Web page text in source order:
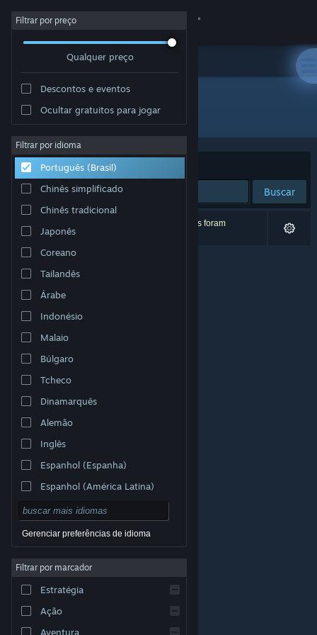
Iniciar sessão
Sobre
Suporte
Alterar idioma
Baixe o aplicativo móvel do Steam
Ver versão para computadores
© Valve Corporation. Todos os direitos reservados.
respectivos donos nos EUA e em outros países.
Acessibilidade
Reembolsos|Cookies
Filtrar por preço
Qualquer preço
Descontos e eventos
Ocultar gratuitos para jogar
Filtrar por idioma
Português (Brasil)
Chinês simplificado
Chinês tradicional
Japonês
Coreano
Tailandês
Árabe
Indonésio
Malaio
Búlgaro
Tcheco
Dinamarquês
Alemão
Inglês
Espanhol (Espanha)
Espanhol (América Latina)
Gerenciar preferências de idioma
Filtrar por marcador
Estratégia
Ação
Aventura
Desenvolvedor: StrangeLight Games
Ordenar por Relevância
Buscar
0 resultados correspondem à sua busca. 3 títulos foram
excluídos de acordo com as suas preferências.